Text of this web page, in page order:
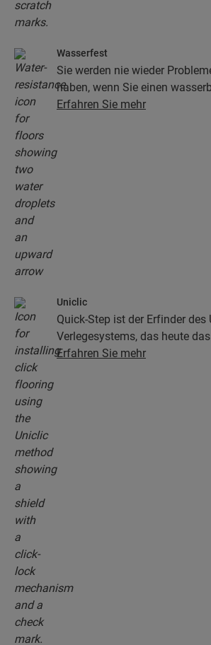
Wasserfest
Sie werden nie wieder
haben, wenn Sie einen
Step-Boden wählen. Unsere
Reinigung so einfach wie
Erfahren Sie mehr
Uniclic
Quick-Step ist der Erfinder des
Verlegesystems, das heute
System ist. Mit dem
Erfahren Sie mehr